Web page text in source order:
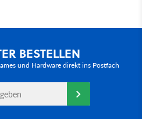
BESTELLEN
und Hardware direkt ins Postfach